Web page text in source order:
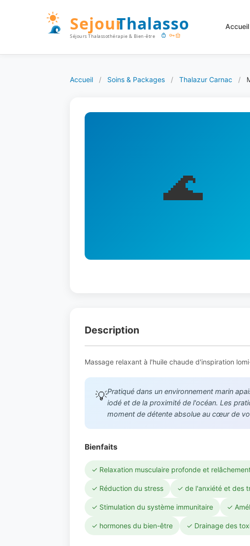
Accueil
Accueil / Soins & Packages / Thalazur Carnac /
🌊
Description
Massage relaxant à l'huile chaude d'inspiration
💡Pratiqué dans un environnement marin
iodé et de la proximité de l'océan. Les
moment de détente absolue au cœur de
Bienfaits
✓ Relaxation musculaire profonde et
✓ Réduction du stress ✓ de l'anxiété et des
✓ Stimulation du système immunitaire ✓
✓ hormones du bien-être ✓ Drainage des